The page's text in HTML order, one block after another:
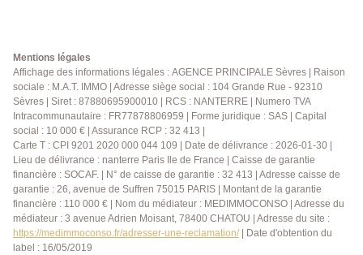
Mentions légales
Affichage des informations légales : AGENCE PRINCIPALE Sèvres | Raison
sociale : M.A.T. IMMO | Adresse siège social : 104 Grande Rue - 92310
Sèvres | Siret : 87880695900010 | RCS : NANTERRE | Numero TVA
Intracommunautaire : FR77878806959 | Forme juridique : SAS | Capital
social : 10 000 € | Assurance RCP : 32 413 |
Carte T : CPI 9201 2020 000 044 109 | Date de délivrance : 2026-01-30 |
Lieu de délivrance : nanterre Paris Ile de France | Caisse de garantie
financière : SOCAF. | N° de caisse de garantie : 32 413 | Adresse caisse de
garantie : 26, avenue de Suffren 75015 PARIS | Montant de la garantie
financière : 110 000 € | Nom du médiateur : MEDIMMOCONSO | Adresse du
médiateur : 3 avenue Adrien Moisant, 78400 CHATOU | Adresse du site :
https://medimmoconso.fr/adresser-une-reclamation/| Date d'obtention du
label : 16/05/2019